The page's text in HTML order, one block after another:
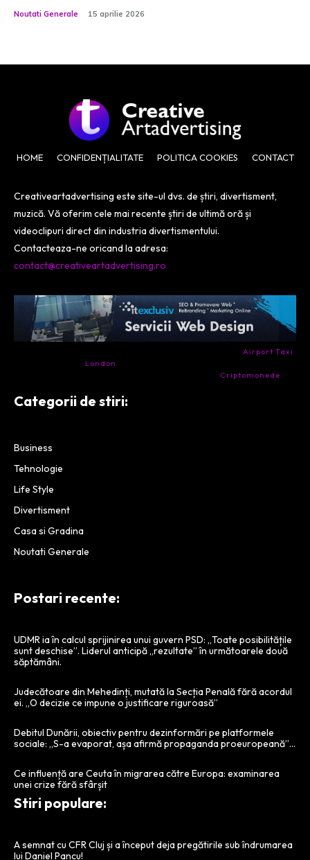
Noutati Generale 15 aprilie 2026
HOME CONFIDENȚIALITATE POLITICA COOKIES CONTACT
Creativeartadvertising este site-ul dvs. de știri, divertisment,
muzică. Vă oferim cele mai recente știri de ultimă oră și
videoclipuri direct din industria divertismentului.
Contacteaza-ne oricand la adresa:
contact@creativeartadvertising.ro
Airport Taxi
London
Criptomonede
Categorii de stiri:
Business
Tehnologie
Life Style
Divertisment
Casa si Gradina
Noutati Generale
Postari recente:
UDMR ia în calcul sprijinirea unui guvern PSD: „Toate posibilitățile
sunt deschise”. Liderul anticipă „rezultate” în următoarele două
săptămâni.
Judecătoare din Mehedinți, mutată la Secția Penală fără acordul
ei. „O decizie ce impune o justificare riguroasă”
Debitul Dunării, obiectiv pentru dezinformări pe platformele
sociale: „S-a evaporat, așa afirmă propaganda proeuropeană”…
Ce influență are Ceuta în migrarea către Europa: examinarea
unei crize fără sfârșit
Stiri populare:
A semnat cu CFR Cluj și a început deja pregătirile sub îndrumarea
lui Daniel Pancu!